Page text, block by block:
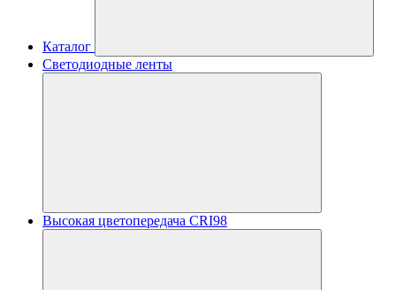
Каталог
Светодиодные ленты
Высокая цветопередача CRI98